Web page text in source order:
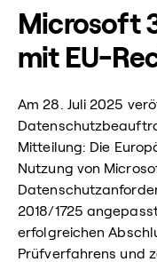
Microsoft
mit EU-
Am 28. Juli 2025
Mitteilung: Die
Nutzung von
2018/1725
erfolgreichen
Prüfverfahrens und